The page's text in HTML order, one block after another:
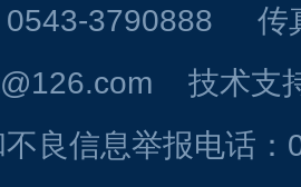
0543-3790888
技术支
不良信息举报电话